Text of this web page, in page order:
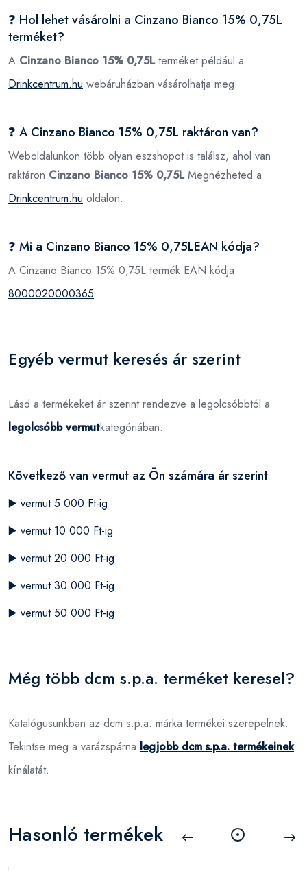
❓ Hol lehet vásárolni a Cinzano Bianco 15% 0,75L
terméket?
A Cinzano Bianco 15% 0,75Lterméket például a
Drinkcentrum.hu webáruházban vásárolhatja meg.
❓ A Cinzano Bianco 15% 0,75L raktáron van?
Weboldalunkon több olyan eszshopot is találsz, ahol van
raktáron Cinzano Bianco 15% 0,75LMegnézheted a
Drinkcentrum.hu oldalon.
❓ Mi a Cinzano Bianco 15% 0,75LEAN kódja?
A Cinzano Bianco 15% 0,75L termék EAN kódja:
8000020000365
Egyéb vermut keresés ár szerint
Lásd a termékeket ár szerint rendezve a legolcsóbbtól a
legolcsóbb vermutkategóriában.
Következő van vermut az Ön számára ár szerint
▶️ vermut 5 000 Ft-ig
▶️ vermut 10 000 Ft-ig
▶️ vermut 20 000 Ft-ig
▶️ vermut 30 000 Ft-ig
▶️ vermut 50 000 Ft-ig
Még több dcm s.p.a. terméket keresel?
Katalógusunkban az dcm s.p.a. márka termékei szerepelnek.
Tekintse meg a varázspárna legjobb dcm s.p.a. termékeinek
kínálatát.
Hasonló termékek